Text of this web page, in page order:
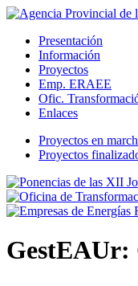
Presentación
Información
Proyectos
Emp. ERAEE
Ofic.
Enlaces
Proyectos en
Proyectos
GestEAUr: